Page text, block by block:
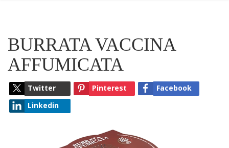
BURRATA VACCINA
AFFUMICATA
Twitter Pinterest
Facebook
Linkedin